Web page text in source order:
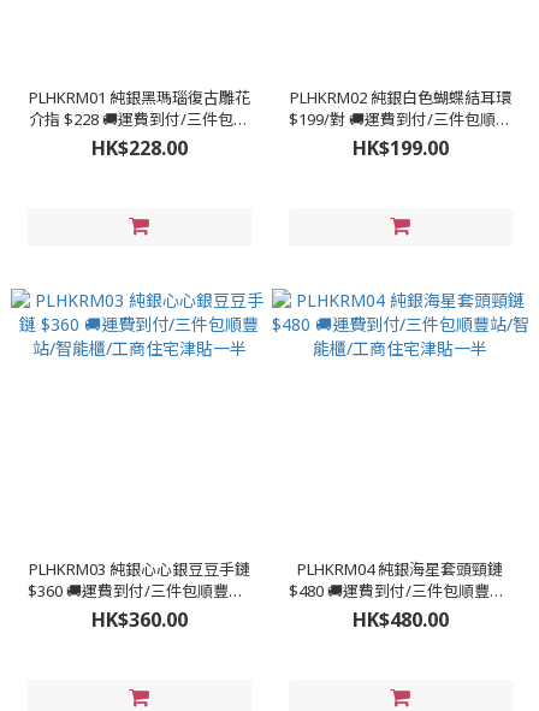
PLHKRM01 純銀黑瑪瑙復古雕花
介指 $228 🚚運費到付/三件包順
豐站/智能櫃/工商住宅津貼一半
HK$228.00
PLHKRM02 純銀白色蝴蝶結耳環
$199/對 🚚運費到付/三件包順豐
站/智能櫃/工商住宅津貼一半
HK$199.00
PLHKRM03 純銀心心銀豆豆手鏈
$360 🚚運費到付/三件包順豐站/
智能櫃/工商住宅津貼一半
HK$360.00
PLHKRM04 純銀海星套頭頸鏈
$480 🚚運費到付/三件包順豐站/
智能櫃/工商住宅津貼一半
HK$480.00